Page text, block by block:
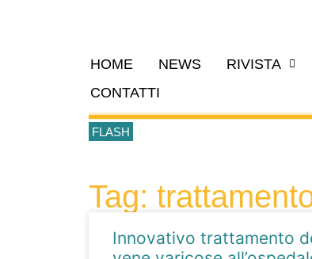
HOME NEWS RIVISTA
CONTATTI
FLASH
Tag:
Innovativo trattamento